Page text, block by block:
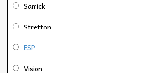
Samick
Stretton
ESP
Vision